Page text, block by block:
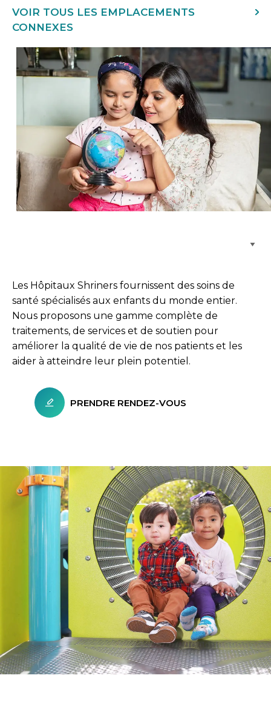
VOIR TOUS LES EMPLACEMENTS
CONNEXES
Les Hôpitaux Shriners fournissent des soins de
santé spécialisés aux enfants du monde entier.
Nous proposons une gamme complète de
traitements, de services et de soutien pour
améliorer la qualité de vie de nos patients et les
aider à atteindre leur plein potentiel.
PRENDRE RENDEZ-VOUS